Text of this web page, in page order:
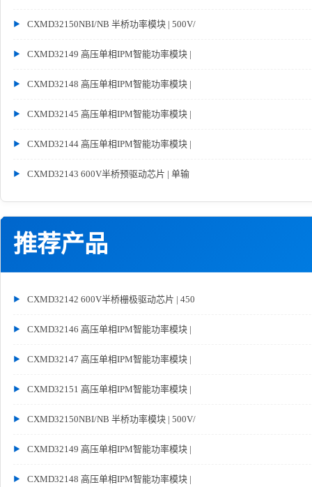
CXMD32150NBI/NB 半桥功率模块 | 500V/
CXMD32149 高压单相IPM智能功率模块 |
CXMD32148 高压单相IPM智能功率模块 |
CXMD32145 高压单相IPM智能功率模块 |
CXMD32144 高压单相IPM智能功率模块 |
CXMD32143 600V半桥预驱动芯片 | 单输
推荐产品
CXMD32142 600V半桥栅极驱动芯片 | 450
CXMD32146 高压单相IPM智能功率模块 |
CXMD32147 高压单相IPM智能功率模块 |
CXMD32151 高压单相IPM智能功率模块 |
CXMD32150NBI/NB 半桥功率模块 | 500V/
CXMD32149 高压单相IPM智能功率模块 |
CXMD32148 高压单相IPM智能功率模块 |